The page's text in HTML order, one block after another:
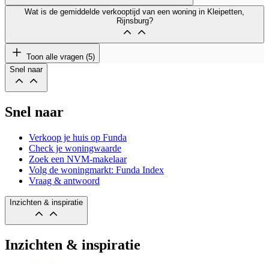
Wat is de gemiddelde verkooptijd van een woning in Kleipetten,
Rijnsburg?
Toon alle vragen (5)
Snel naar
Snel naar
Verkoop je huis op Funda
Check je woningwaarde
Zoek een NVM-makelaar
Volg de woningmarkt: Funda Index
Vraag & antwoord
Inzichten & inspiratie
Inzichten & inspiratie